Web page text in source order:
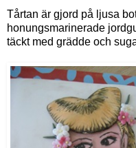
Tårtan är gjord på ljusa
honungsmarinerade
täckt med grädde och